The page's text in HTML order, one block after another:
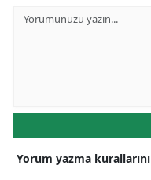
Yorum yazma kurallarını